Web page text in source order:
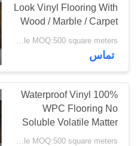
کفپوش های
WPC
15
Look Vinyl Flooring With
Wood / Marble / Carpet
Texture
Price negotiable MOQ:500 square meters
تماس
100% Waterproof Vinyl
WPC Flooring No
Soluble Volatile Matter
Available
Price negotiable MOQ:500 square meters